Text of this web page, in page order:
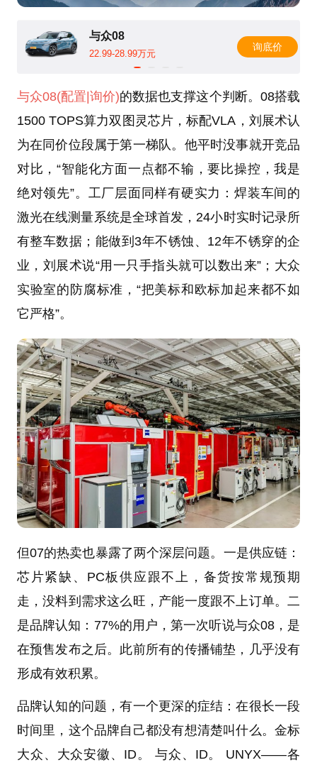
与众08
22.99-28.99万元
询底价
与众08(配置 |询价)的数据也支撑这个判断。08搭载
1500 TOPS算力双图灵芯片，标配VLA，刘展术认
为在同价位段属于第一梯队。他平时没事就开竞品
对比，“智能化方面一点都不输，要比操控，我是
绝对领先”。工厂层面同样有硬实力：焊装车间的
激光在线测量系统是全球首发，24小时实时记录所
有整车数据；能做到3年不锈蚀、12年不锈穿的企
业，刘展术说“用一只手指头就可以数出来”；大众
实验室的防腐标准，“把美标和欧标加起来都不如
它严格”。
但07的热卖也暴露了两个深层问题。一是供应链：
芯片紧缺、PC板供应跟不上，备货按常规预期
走，没料到需求这么旺，产能一度跟不上订单。二
是品牌认知：77%的用户，第一次听说与众08，是
在预售发布之后。此前所有的传播铺垫，几乎没有
形成有效积累。
品牌认知的问题，有一个更深的症结：在很长一段
时间里，这个品牌自己都没有想清楚叫什么。金标
大众、大众安徽、ID。 与众、ID。 UNYX——各